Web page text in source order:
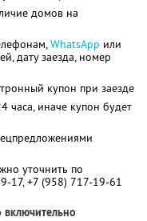
домов на
WhatsApp или
дату заезда, номер
купон при заезде
часа, иначе купон будет
уточнить по
17, +7 (958) 717-19-61
включительно